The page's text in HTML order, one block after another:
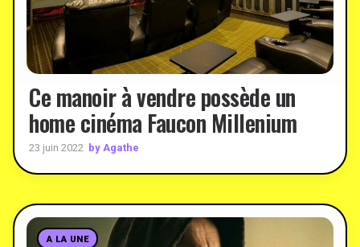
Ce manoir à vendre possède un
home cinéma Faucon Millenium
23 juin 2022 by Agathe
A LA UNE